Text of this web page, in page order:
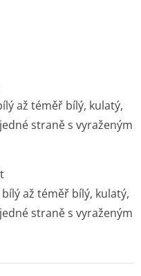
až téměř bílý, kulatý,
straně s vyraženým
až téměř bílý, kulatý,
straně s vyraženým